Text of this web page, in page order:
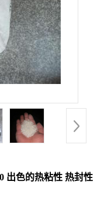
出色的热粘性 热封性